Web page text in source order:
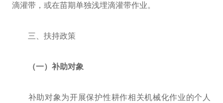
滴灌带，或在苗期单独浅埋滴灌带作业。
三、扶持政策
（一）补助对象
补助对象为开展保护性耕作相关机械化作业的个人